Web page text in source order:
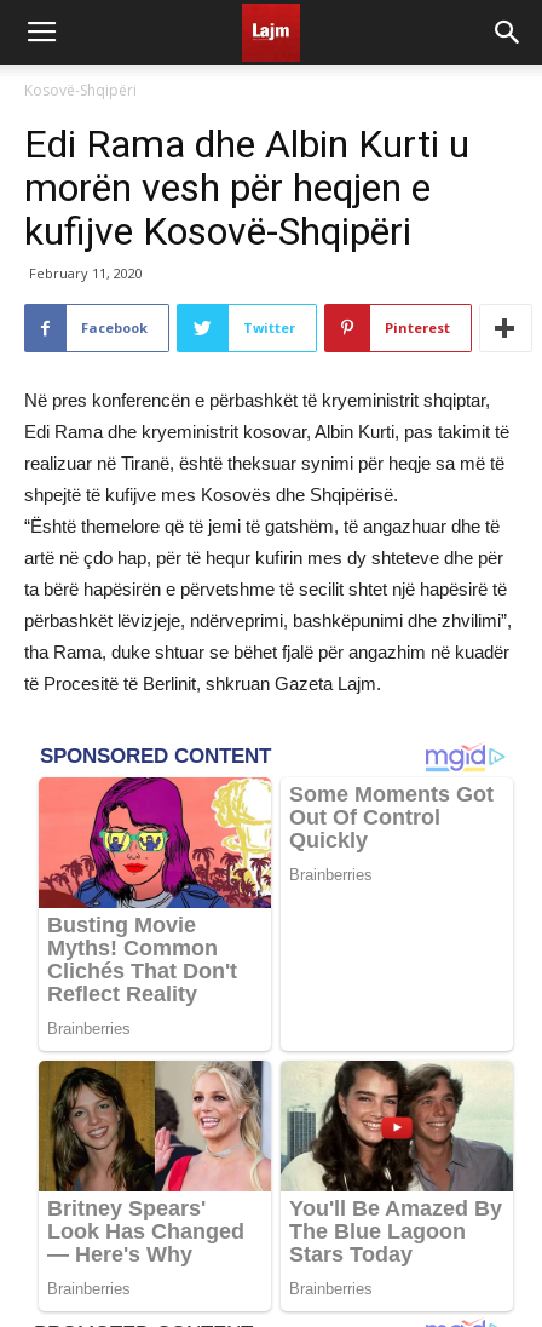
Kosovë-Shqipëri
Edi Rama dhe Albin Kurti u
morën vesh për heqjen e
kufijve Kosovë-Shqipëri
February 11, 2020
Facebook Twitter Pinterest
Në pres konferencën e përbashkët të kryeministrit shqiptar,
Edi Rama dhe kryeministrit kosovar, Albin Kurti, pas takimit të
realizuar në Tiranë, është theksuar synimi për heqje sa më të
shpejtë të kufijve mes Kosovës dhe Shqipërisë.
“Është themelore që të jemi të gatshëm, të angazhuar dhe të
artë në çdo hap, për të hequr kufirin mes dy shteteve dhe për
ta bërë hapësirën e përvetshme të secilit shtet një hapësirë të
përbashkët lëvizjeje, ndërveprimi, bashkëpunimi dhe zhvilimi”,
tha Rama, duke shtuar se bëhet fjalë për angazhim në kuadër
të Procesitë të Berlinit, shkruan Gazeta Lajm.